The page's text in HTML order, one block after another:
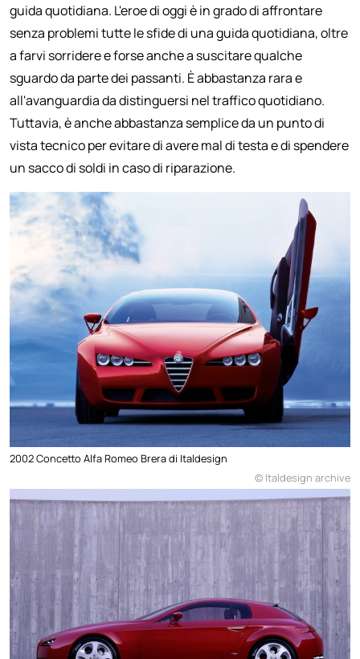
guida quotidiana. L'eroe di oggi è in grado di affrontare
senza problemi tutte le sfide di una guida quotidiana, oltre
a farvi sorridere e forse anche a suscitare qualche
sguardo da parte dei passanti. È abbastanza rara e
all'avanguardia da distinguersi nel traffico quotidiano.
Tuttavia, è anche abbastanza semplice da un punto di
vista tecnico per evitare di avere mal di testa e di spendere
un sacco di soldi in caso di riparazione.
2002 Concetto Alfa Romeo Brera di Italdesign
© Italdesign archive